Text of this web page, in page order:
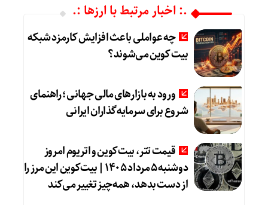
.: اخبار مرتبط با ارزها :.
چه عواملی باعث افزایش کارمزد شبکه
بیت کوین می‌شوند؟
ورود به بازارهای مالی جهانی؛ راهنمای
شروع برای سرمایه‌گذاران ایرانی
قیمت تتر، بیت‌کوین و اتریوم امروز
دوشنبه ۵ مرداد ۱۴۰۵ | بیت‌کوین این مرز را
از دست بدهد، همه‌چیز تغییر می‌کند